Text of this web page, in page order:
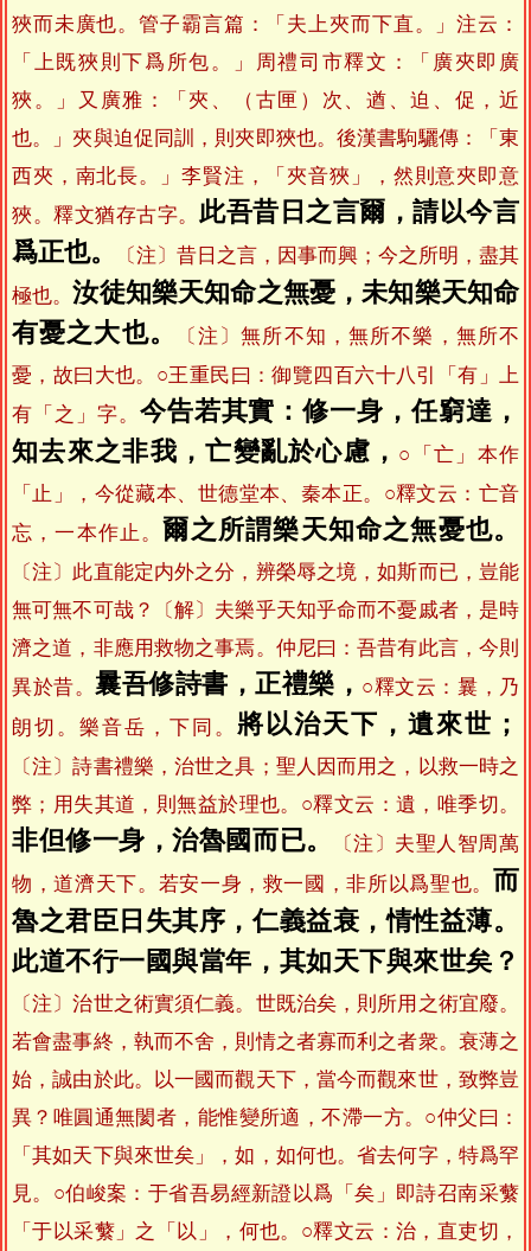
狹而未廣也。管子霸言篇：「夫上夾而下直。」注云：
「上既狹則下爲所包。」周禮司市釋文：「廣夾即廣
狹。」又廣雅：「夾、（古匣）次、遒、迫、促，近
也。」夾與迫促同訓，則夾即狹也。後漢書駒驪傳：「東
西夾，南北長。」李賢注，「夾音狹」，然則意夾即意
狹。釋文猶存古字。 此吾昔日之言爾，請以今言
爲正也。
〔注〕昔日之言，因事而興；今之所明，盡其
極也。 汝徒知樂天知命之無憂，未知樂天知命
有憂之大也。
〔注〕無所不知，無所不樂，無所不
憂，故曰大也。○王重民曰：御覽四百六十八引「有」上
有「之」字。 今告若其實：修一身，任窮達，
知去來之非我，亡變亂於心慮， ○「亡」本作
「止」，今從藏本、世德堂本、秦本正。○釋文云：亡音
忘，一本作止。 爾之所謂樂天知命之無憂也。
〔注〕此直能定内外之分，辨榮辱之境，如斯而已，豈能
無可無不可哉？〔解〕夫樂乎天知乎命而不憂戚者，是時
濟之道，非應用救物之事焉。仲尼曰：吾昔有此言，今則
異於昔。曩吾修詩書，正禮樂， ○釋文云：曩，乃
朗切。樂音岳，下同。 將以治天下，遺來世；
〔注〕詩書禮樂，治世之具；聖人因而用之，以救一時之
弊；用失其道，則無益於理也。○釋文云：遺，唯季切。
非但修一身，治魯國而已。
〔注〕夫聖人智周萬
物，道濟天下。若安一身，救一國，非所以爲聖也。 而
魯之君臣日失其序，仁義益衰，情性益薄。
此道不行一國與當年，其如天下與來世矣？
〔注〕治世之術實須仁義。世既治矣，則所用之術宜廢。
若會盡事終，執而不舍，則情之者寡而利之者衆。衰薄之
始，誠由於此。以一國而觀天下，當今而觀來世，致弊豈
異？唯圓通無閡者，能惟變所適，不滯一方。○仲父曰：
「其如天下與來世矣」，如，如何也。省去何字，特爲罕
見。○伯峻案：于省吾易經新證以爲「矣」即詩召南采蘩
「于以采蘩」之「以」，何也。○釋文云：治，直吏切，